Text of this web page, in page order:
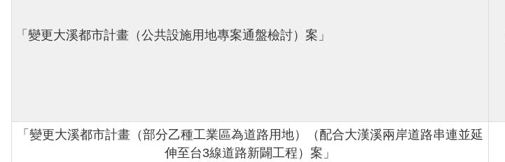
「變更大溪都市計畫（公共設施用地專案通盤檢討）案」
「變更大溪都市計畫（部分乙種工業區為道路用地）（配合大漢溪兩岸道路串連並延
伸至台3線道路新闢工程）案」